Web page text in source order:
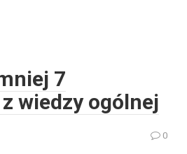
7
wiedzy ogólnej
0